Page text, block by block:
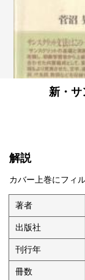
新・
解説
カバー上巻にフィ
著者
出版社
刊行年
冊数